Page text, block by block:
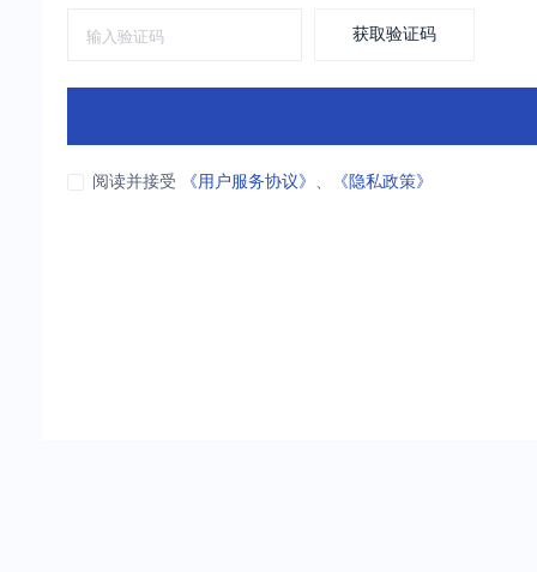
获取验证码
阅读并接受 《用户服务协议》 、 《隐私政策》